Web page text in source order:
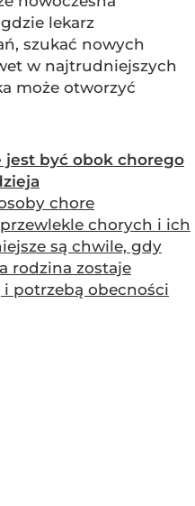
lekarz
szukać nowych
w najtrudniejszych
może otworzyć
jest być obok chorego
chore
chorych i ich
są chwile, gdy
rodzina zostaje
i potrzebą obecności